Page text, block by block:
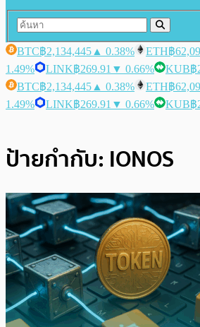
BTC฿2,134,445 ▲ 0.38% ETH฿
1.49%
LINK฿269.91 ▼ 0.66% KUB฿
BTC฿2,134,445 ▲ 0.38% ETH฿
1.49%
LINK฿269.91 ▼ 0.66% KUB฿
ป้ายกำกับ: IONOS